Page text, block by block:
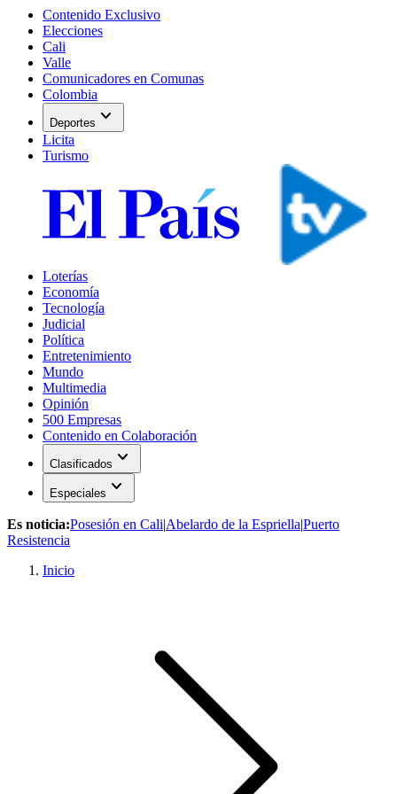
Contenido Exclusivo
Elecciones
Cali
Valle
Comunicadores en Comunas
Colombia
Deportes expand_more
Licita
Turismo
Loterías
Economía
Tecnología
Judicial
Política
Entretenimiento
Mundo
Multimedia
Opinión
500 Empresas
Contenido en Colaboración
Clasificados expand_more
Especiales expand_more
Es noticia:Posesión en Cali|Abelardo de la Espriella|Puerto
Resistencia
Inicio